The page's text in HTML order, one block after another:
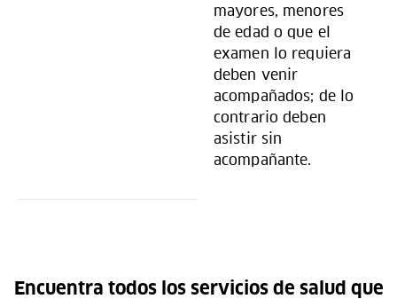
mayores, menores
de edad o que el
examen lo requiera
deben venir
acompañados; de lo
contrario deben
asistir sin
acompañante.
Encuentra todos los servicios de salud que